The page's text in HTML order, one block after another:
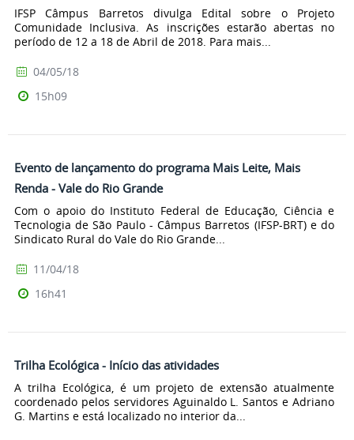
IFSP Câmpus Barretos divulga Edital sobre o Projeto
Comunidade Inclusiva. As inscrições estarão abertas no
período de 12 a 18 de Abril de 2018. Para mais...
04/05/18
15h09
Evento de lançamento do programa Mais Leite, Mais
Renda - Vale do Rio Grande
Com o apoio do Instituto Federal de Educação, Ciência e
Tecnologia de São Paulo - Câmpus Barretos (IFSP-BRT) e do
Sindicato Rural do Vale do Rio Grande...
11/04/18
16h41
Trilha Ecológica - Início das atividades
A trilha Ecológica, é um projeto de extensão atualmente
coordenado pelos servidores Aguinaldo L. Santos e Adriano
G. Martins e está localizado no interior da...